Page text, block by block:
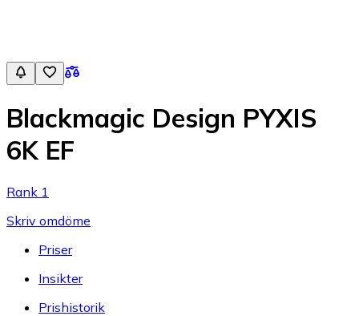
Blackmagic Design PYXIS
6K EF
Rank 1
Skriv omdöme
Priser
Insikter
Prishistorik